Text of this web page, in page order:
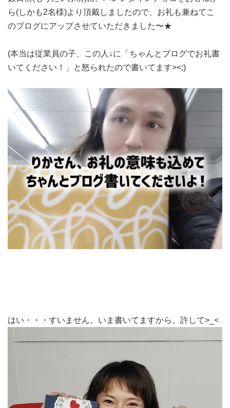
ら(しかも2名様)より頂戴しましたので、お礼も兼ねてこ
のブログにアップさせていただきました〜★
(本当は従業員の子、この人↓に「ちゃんとブログでお礼書
いてください！」と怒られたので書いてます><;)
はい・・・すいません。いま書いてますから。許して>_<